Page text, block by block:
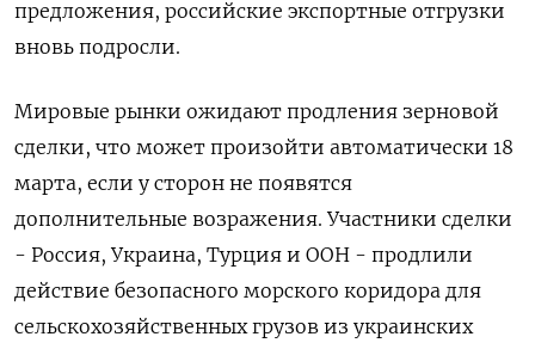
предложения, российские экспортные отгрузки
вновь подросли.
Мировые рынки ожидают продления зерновой
сделки, что может произойти автоматически 18
марта, если у сторон не появятся
дополнительные возражения. Участники сделки
- Россия, Украина, Турция и ООН - продлили
действие безопасного морского коридора для
сельскохозяйственных грузов из украинских